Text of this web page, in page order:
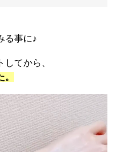
る事に♪
てから、